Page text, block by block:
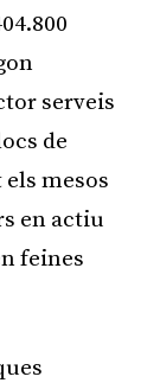
serveis
de
mesos
en actiu
feines